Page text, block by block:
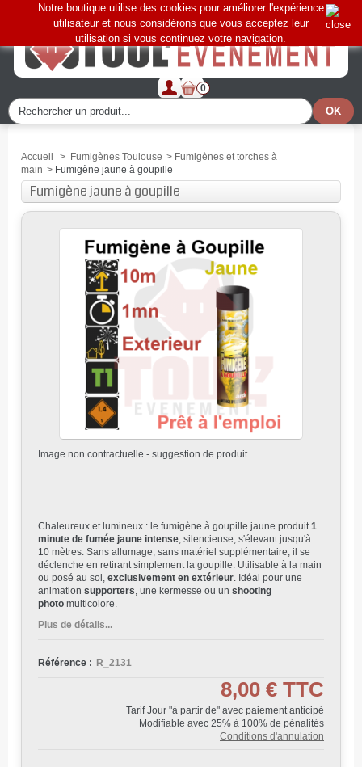
0
Notre boutique utilise des cookies pour améliorer l'expérience
utilisateur et nous considérons que vous acceptez leur
utilisation si vous continuez votre navigation.
Accueil > Fumigènes Toulouse > Fumigènes et torches à
main > Fumigène jaune à goupille
Fumigène jaune à goupille
Image non contractuelle - suggestion de produit
Chaleureux et lumineux : le fumigène à goupille jaune produit1
minute de fumée jaune intense, silencieuse, s'élevant jusqu'à
10 mètres. Sans allumage, sans matériel supplémentaire, il se
déclenche en retirant simplement la goupille. Utilisable à la main
ou posé au sol, exclusivement en extérieur. Idéal pour une
animation supporters, une kermesse ou un shooting
photo multicolore.
Plus de détails...
Référence : R_2131
8,00 € TTC
Tarif Jour "à partir de" avec paiement anticipé
Modifiable avec 25% à 100% de pénalités
Conditions d'annulation